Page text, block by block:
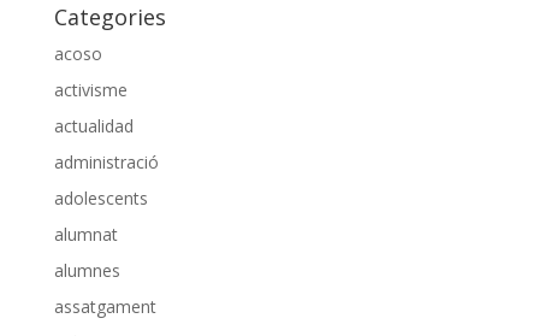
Categories
acoso
activisme
actualidad
administració
adolescents
alumnat
alumnes
assatgament